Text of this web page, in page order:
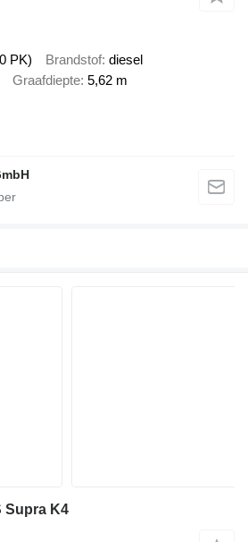
PK) Brandstof diesel
Graafdiepte 5,62 m
Supra K4